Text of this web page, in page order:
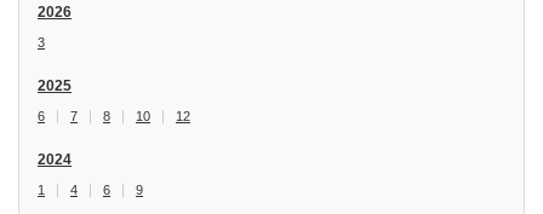
2026
3
2025
6 7 8 10 12
2024
1 4 6 9